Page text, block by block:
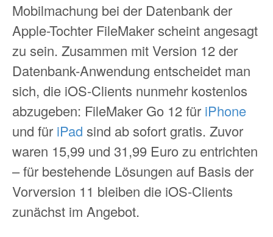
Mobilmachung bei der Datenbank der
Apple-Tochter FileMaker scheint angesagt
zu sein. Zusammen mit Version 12 der
Datenbank-Anwendung entscheidet man
sich, die iOS-Clients nunmehr kostenlos
abzugeben: FileMaker Go 12 für iPhone
und für iPad sind ab sofort gratis. Zuvor
waren 15,99 und 31,99 Euro zu entrichten
– für bestehende Lösungen auf Basis der
Vorversion 11 bleiben die iOS-Clients
zunächst im Angebot.